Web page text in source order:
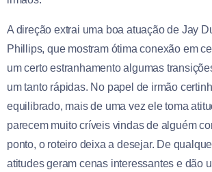
A direção extrai uma boa atuação de Jay
Phillips, que mostram ótima conexão em
um certo estranhamento algumas
um tanto rápidas. No papel de irmão
equilibrado, mais de uma vez ele toma
parecem muito críveis vindas de alguém
ponto, o roteiro deixa a desejar. De
atitudes geram cenas interessantes e dão